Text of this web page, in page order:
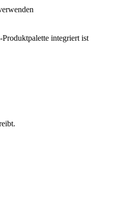
Produktpalette integriert ist